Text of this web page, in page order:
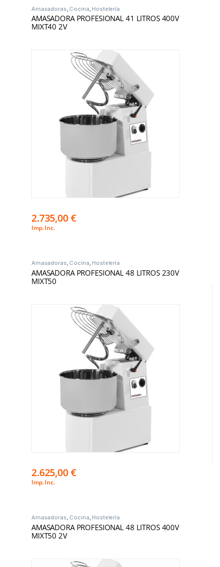
Amasadoras Cocina Hostelería
AMASADORA PROFESIONAL 41 LITROS 400V
MIXT40 2V
2.735,00€
Imp. Inc.
Amasadoras, Cocina, Hostelería
AMASADORA PROFESIONAL 48 LITROS 230V
MIXT50
2.625,00€
Imp. Inc.
Amasadoras, Cocina, Hostelería
AMASADORA PROFESIONAL 48 LITROS 400V
MIXT50 2V